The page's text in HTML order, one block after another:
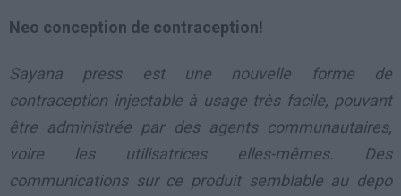
Neo conception de contraception!
Sayana press est une nouvelle forme de
contraception injectable à usage très facile, pouvant
être administrée par des agents communautaires,
voire les utilisatrices elles-mêmes. Des
communications sur ce produit semblable au depo